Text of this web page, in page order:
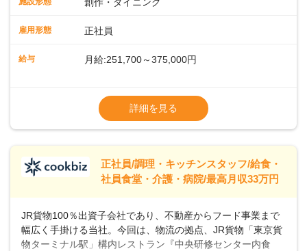
らず、テニスコートがピックルボールコートに改装されるな
たちと一緒に、新しいスタートを切りませんか？あなたのご
雇用形態 正社員
給与 月給:251,700～375,000円
▼給与改定（年1回)
▼決算賞与（年1回)
【手当】
▼残業手当（固定残業見合手当43,613円～／
▼深夜勤務手当（22:00〜25%UP）
▼交通費支給（上限月10万円)
詳細を見る
正社員/調理・キッチンスタッフ/給食・
社員食堂・介護・病院/最高月収33万円
JR貨物100％出資子会社であり、不動産からフード事業まで
幅広く手掛ける当社。今回は、物流の拠点、JR貨物「東京貨
物ターミナル駅」構内レストラン『中央研修センター内食